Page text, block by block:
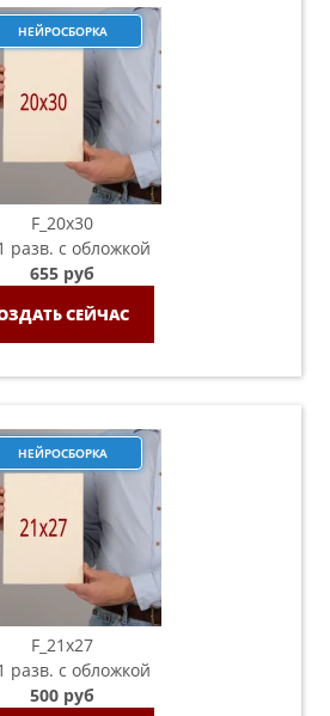
НЕЙРОСБОРКА
F_20х30
разв. с обложкой
655 руб
СЕЙЧАС
НЕЙРОСБОРКА
F_21х27
разв. с обложкой
500 руб